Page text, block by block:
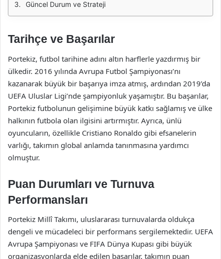
Güncel Durum ve Strateji
Tarihçe ve Başarılar
Portekiz, futbol tarihine adını altın harflerle yazdırmış bir
ülkedir. 2016 yılında Avrupa Futbol Şampiyonası’nı
kazanarak büyük bir başarıya imza atmış, ardından 2019’da
UEFA Uluslar Ligi’nde şampiyonluk yaşamıştır. Bu başarılar,
Portekiz futbolunun gelişimine büyük katkı sağlamış ve ülke
halkının futbola olan ilgisini artırmıştır. Ayrıca, ünlü
oyuncuların, özellikle Cristiano Ronaldo gibi efsanelerin
varlığı, takımın global anlamda tanınmasına yardımcı
olmuştur.
Puan Durumları ve Turnuva
Performansları
Portekiz Millî Takımı, uluslararası turnuvalarda oldukça
dengeli ve mücadeleci bir performans sergilemektedir. UEFA
Avrupa Şampiyonası ve FIFA Dünya Kupası gibi büyük
organizasyonlarda elde edilen başarılar, takımın puan